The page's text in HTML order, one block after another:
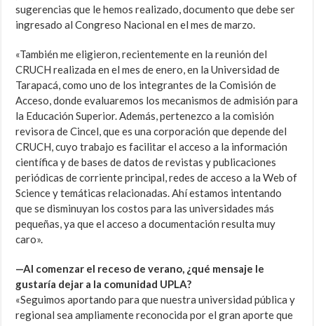
sugerencias que le hemos realizado, documento que debe ser
ingresado al Congreso Nacional en el mes de marzo.
«También me eligieron, recientemente en la reunión del
CRUCH realizada en el mes de enero, en la Universidad de
Tarapacá, como uno de los integrantes de la Comisión de
Acceso, donde evaluaremos los mecanismos de admisión para
la Educación Superior. Además, pertenezco a la comisión
revisora de Cincel, que es una corporación que depende del
CRUCH, cuyo trabajo es facilitar el acceso a la información
científica y de bases de datos de revistas y publicaciones
periódicas de corriente principal, redes de acceso a la Web of
Science y temáticas relacionadas. Ahí estamos intentando
que se disminuyan los costos para las universidades más
pequeñas, ya que el acceso a documentación resulta muy
caro».
—Al comenzar el receso de verano, ¿qué mensaje le
gustaría dejar a la comunidad UPLA?
«Seguimos aportando para que nuestra universidad pública y
regional sea ampliamente reconocida por el gran aporte que